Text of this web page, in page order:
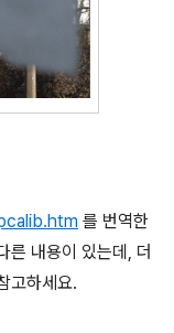
를 번역한
른 내용이 있는데, 더
고하세요.